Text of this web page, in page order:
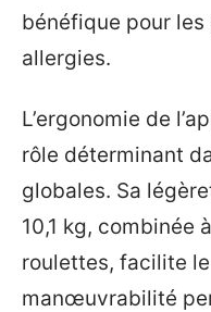
bénéfique pour
allergies.
L’ergonomie de
rôle déterminant
globales. Sa
10,1 kg, combinée
roulettes, facilite
manœuvrabilité